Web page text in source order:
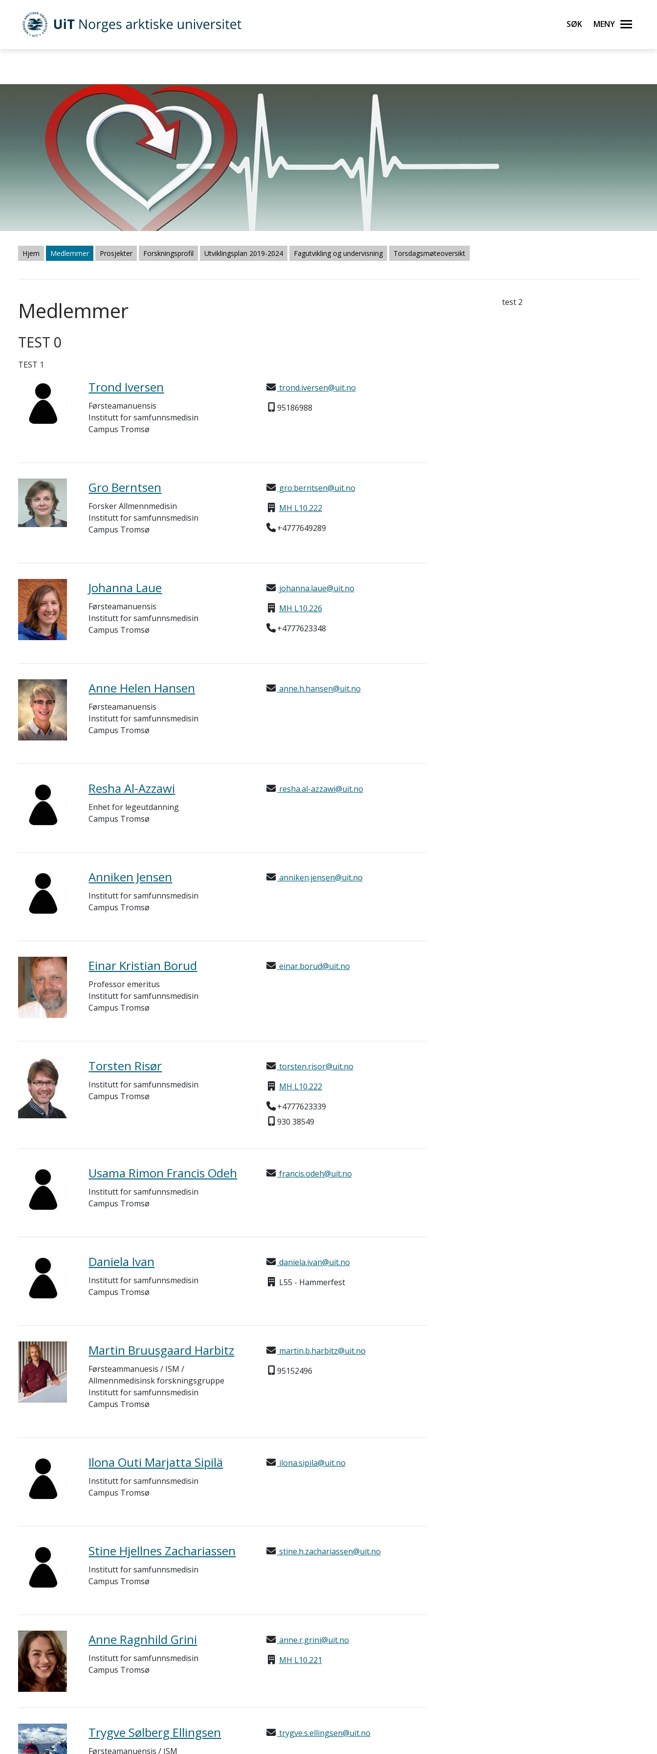
legestudiet." /> Allmennmedisinsk forskningsenhet (AFE) og Nasjonalt senter for distriktsmedisin (NSDM)
primærmedisin i legestudiet." />
UiT Norges arktiske universitet Søk Meny
Hjem Medlemmer Prosjekter Forskningsprofil Utviklingsplan 2019-2024 Fagutvikling og undervisning Torsdagsmøteoversikt
Medlemmer
TEST 0
TEST 1
Trond Iversen
Førsteamanuensis
Institutt for samfunnsmedisin
Campus Tromsø
trond.iversen@uit.no
95186988
Gro Berntsen
Forsker Allmennmedisin
Institutt for samfunnsmedisin
Campus Tromsø
gro.berntsen@uit.no
MH L10.222
+4777649289
Johanna Laue
Førsteamanuensis
Institutt for samfunnsmedisin
Campus Tromsø
johanna.laue@uit.no
MH L10.226
+4777623348
Anne Helen Hansen
Førsteamanuensis
Institutt for samfunnsmedisin
Campus Tromsø
anne.h.hansen@uit.no
Resha Al-Azzawi
Enhet for legeutdanning
Campus Tromsø
resha.al-azzawi@uit.no
Anniken Jensen
Institutt for samfunnsmedisin
Campus Tromsø
anniken.jensen@uit.no
Einar Kristian Borud
Professor emeritus
Institutt for samfunnsmedisin
Campus Tromsø
einar.borud@uit.no
Torsten Risør
Institutt for samfunnsmedisin
Campus Tromsø
torsten.risor@uit.no
MH L10.222
+4777623339
930 38549
Usama Rimon Francis Odeh
Institutt for samfunnsmedisin
Campus Tromsø
francis.odeh@uit.no
Daniela Ivan
Institutt for samfunnsmedisin
Campus Tromsø
daniela.ivan@uit.no
L55 - Hammerfest
Martin Bruusgaard Harbitz
Førsteammanuesis / ISM /
Allmennmedisinsk forskningsgruppe
Institutt for samfunnsmedisin
Campus Tromsø
martin.b.harbitz@uit.no
95152496
Ilona Outi Marjatta Sipilä
Institutt for samfunnsmedisin
Campus Tromsø
ilona.sipila@uit.no
Stine Hjellnes Zachariassen
Institutt for samfunnsmedisin
Campus Tromsø
stine.h.zachariassen@uit.no
Anne Ragnhild Grini
Institutt for samfunnsmedisin
Campus Tromsø
anne.r.grini@uit.no
MH L10.221
Trygve Sølberg Ellingsen
Førsteamanuensis / ISM
trygve.s.ellingsen@uit.no
test 2